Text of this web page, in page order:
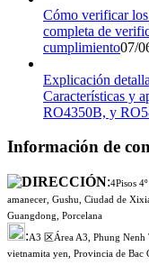
Cómo verificar
completa de
cumplimiento07/
Explicación
Características y
RO4350B, y
Información de
:4Pisos
amanecer, Gushu, Ciudad de
Guangdong, Porcelana
:A3 区Área A3, Phung
vietnamita yen, Provincia de Bac